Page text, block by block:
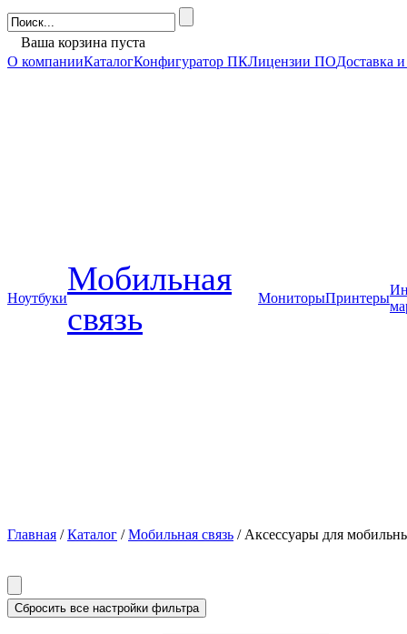
Ваша корзина пуста
О компанииКаталогКонфигуратор ПКЛицензии ПОДоставка
Ноутбуки
Мобильная
связь
МониторыПринтеры
Главная /Каталог /Мобильная связь / Аксессуары для